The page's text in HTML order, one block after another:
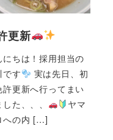
更新
にちは！採用担当の
です
実は先日、初
許更新へ行ってまい
した、、、
ヤマ
への内 […]